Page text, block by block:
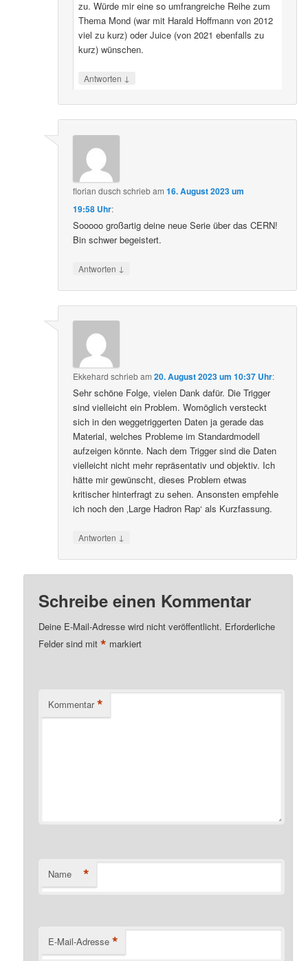
zu. Würde mir eine so umfrangreiche Reihe zum
Thema Mond (war mit Harald Hoffmann von 2012
viel zu kurz) oder Juice (von 2021 ebenfalls zu
kurz) wünschen.
Antworten ↓
florian dusch schriebam16. August 2023 um
19:58 Uhr:
Sooooo großartig deine neue Serie über das CERN!
Bin schwer begeistert.
Antworten ↓
Ekkehard schriebam20. August 2023 um 10:37 Uhr:
Sehr schöne Folge, vielen Dank dafür. Die Trigger
sind vielleicht ein Problem. Womöglich versteckt
sich in den weggetriggerten Daten ja gerade das
Material, welches Probleme im Standardmodell
aufzeigen könnte. Nach dem Trigger sind die Daten
vielleicht nicht mehr repräsentativ und objektiv. Ich
hätte mir gewünscht, dieses Problem etwas
kritischer hinterfragt zu sehen. Ansonsten empfehle
ich noch den ‚Large Hadron Rap‘ als Kurzfassung.
Antworten ↓
Schreibe einen Kommentar
Deine E-Mail-Adresse wird nicht veröffentlicht. Erforderliche
Felder sind mit* markiert
Kommentar *
Name *
E-Mail-Adresse *